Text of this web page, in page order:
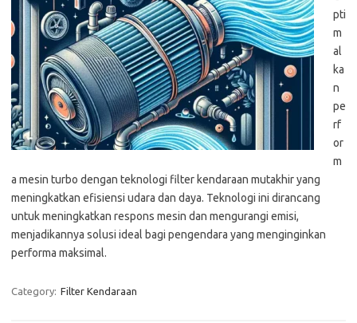
pti
m
al
ka
n
pe
rf
or
m
a mesin turbo dengan teknologi filter kendaraan mutakhir yang
meningkatkan efisiensi udara dan daya. Teknologi ini dirancang
untuk meningkatkan respons mesin dan mengurangi emisi,
menjadikannya solusi ideal bagi pengendara yang menginginkan
performa maksimal.
Category: Filter Kendaraan